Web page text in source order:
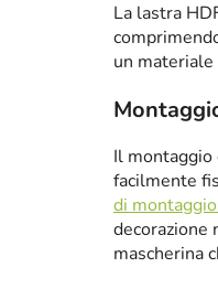
La lastra
un
Il
facilmente
di
decorazione
mascherina